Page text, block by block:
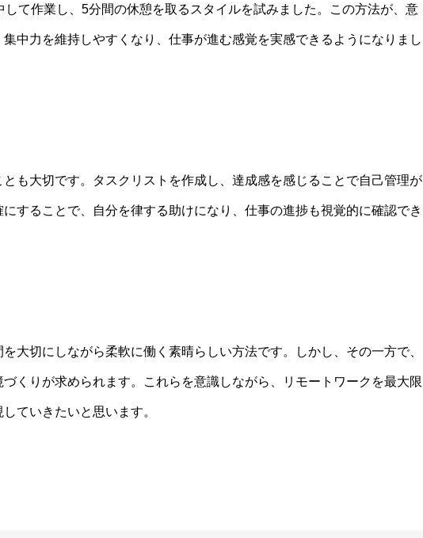
て作業し、5分間の休憩を取るスタイルを試みました。この方法が、意
中力を維持しやすくなり、仕事が進む感覚を実感できるようになりまし
も大切です。タスクリストを作成し、達成感を感じることで自己管理が
することで、自分を律する助けになり、仕事の進捗も視覚的に確認でき
大切にしながら柔軟に働く素晴らしい方法です。しかし、その一方で、
くりが求められます。これらを意識しながら、リモートワークを最大限
ていきたいと思います。